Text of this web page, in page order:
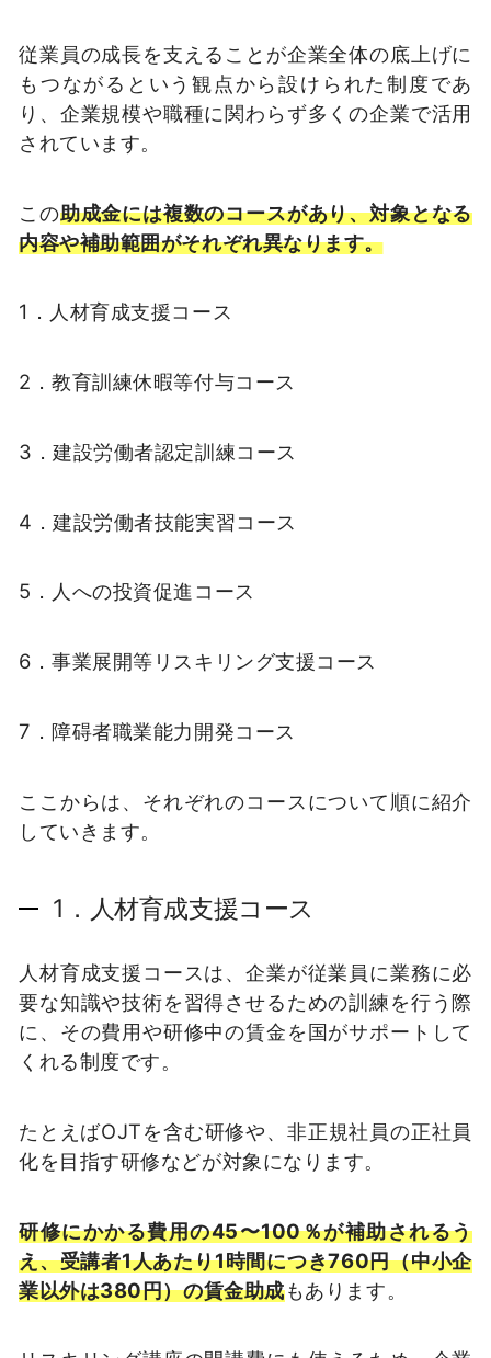
従業員の成長を支えることが企業全体の底上げに
もつながるという観点から設けられた制度であ
り、企業規模や職種に関わらず多くの企業で活用
されています。
この助成金には複数のコースがあり、対象となる
内容や補助範囲がそれぞれ異なります。
1．人材育成支援コース
2．教育訓練休暇等付与コース
3．建設労働者認定訓練コース
4．建設労働者技能実習コース
5．人への投資促進コース
6．事業展開等リスキリング支援コース
7．障碍者職業能力開発コース
ここからは、それぞれのコースについて順に紹介
していきます。
1．人材育成支援コース
人材育成支援コースは、企業が従業員に業務に必
要な知識や技術を習得させるための訓練を行う際
に、その費用や研修中の賃金を国がサポートして
くれる制度です。
たとえばOJTを含む研修や、非正規社員の正社員
化を目指す研修などが対象になります。
研修にかかる費用の45〜100％が補助されるう
え、受講者1人あたり1時間につき760円（中小企
業以外は380円）の賃金助成もあります。